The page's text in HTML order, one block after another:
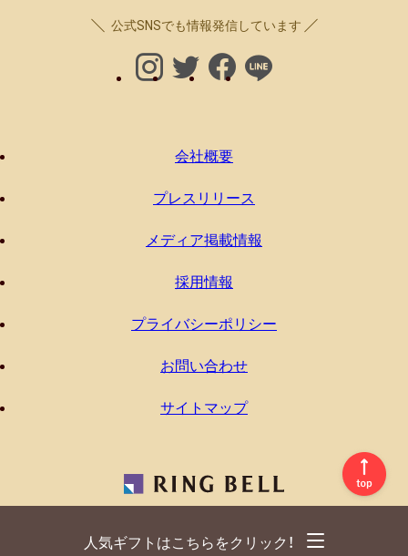
公式SNSでも情報発信しています
会社概要
プレスリリース
メディア掲載情報
採用情報
プライバシーポリシー
お問い合わせ
サイトマップ
©2014 RINGBELL Co.,Ltd.
人気ギフトはこちらをクリック！